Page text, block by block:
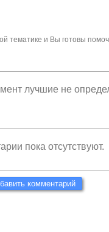
тематике и Вы готовы
лучшие не
пока отсутствуют.
комментарий